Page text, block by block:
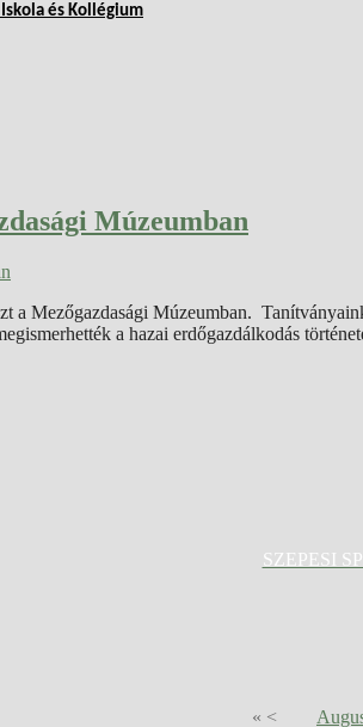
Iskola és Kollégium
Múzeumban
Mezőgazdasági Múzeumban.
a hazai erdőgazdálkodás
SZEPESI
« <